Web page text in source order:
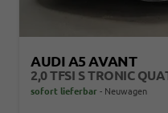
AUDI A5 AVANT
2,0 TFSI S TRONIC
sofort lieferbar Neuwagen